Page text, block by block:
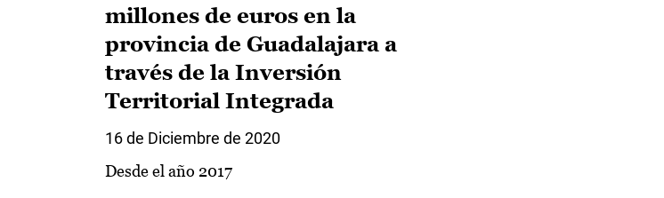
millones de euros en la
provincia de Guadalajara a
través de la Inversión
Territorial Integrada
16 de Diciembre de 2020
Desde el año 2017